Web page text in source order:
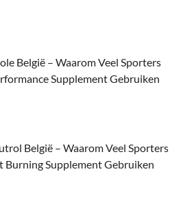
België – Waarom Veel Sporters
Supplement Gebruiken
België – Waarom Veel Sporters
Burning Supplement Gebruiken